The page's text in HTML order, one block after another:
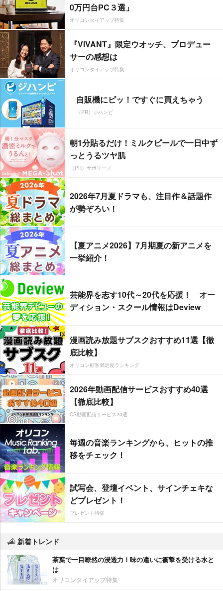
0万円台PC３選」
オリコンタイアップ特集
『VIVANT』限定ウオッチ、プロデュー
サーの感想は
オリコンタイアップ特集
自販機にピッ！ですぐに買えちゃう
（PR）ジハンピ
朝1分貼るだけ！ミルクピールで一日中ず
っとうるツヤ肌
（PR）サボリーノ
2026年7月夏ドラマも、注目作＆話題作
が勢ぞろい！
【夏アニメ2026】7月期夏の新アニメを
一挙紹介！
芸能界を志す10代～20代を応援！ オー
ディション・スクール情報はDeview
漫画読み放題サブスクおすすめ11選【徹
底比較】
オリコン顧客満足度ランキング
2026年動画配信サービスおすすめ40選
【徹底比較】
CS動画配信サービス20選
毎週の音楽ランキングから、ヒットの推
移をチェック！
試写会、登壇イベント、サインチェキな
どプレゼント！
プレゼント特集
新着トレンド
茶葉で一目瞭然の浸透力！味の違いに衝撃を受ける水と
は
オリコンタイアップ特集